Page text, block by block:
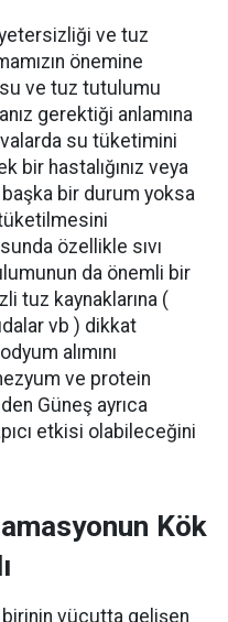
yetersizliği ve tuz
önemine
su ve tuz tutulumu
gerektiği anlamına
su tüketimini
bir hastalığınız veya
bir durum yoksa
özellikle sıvı
da önemli bir
tuz kaynaklarına (
vb ) dikkat
alımını
ve protein
Güneş ayrıca
etkisi olabileceğini
Kök
birinin vücutta gelişen